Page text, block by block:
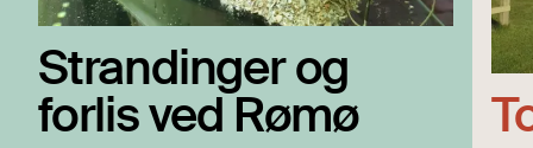
Strandinger og
forlis ved Rømø